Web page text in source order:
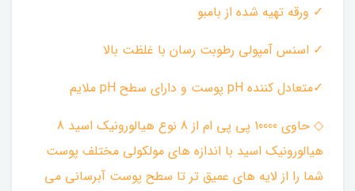
✓ ورقه تهیه شده از بامبو
✓ اسنس آمپولی رطوبت رسان با غلظت بالا
✓متعادل کننده pH پوست و دارای سطح pH ملایم
◇ حاوی 10000 پی پی ام از 8 نوع هیالورونیک اسید 8
هیالورونیک اسید با اندازه های مولکولی مختلف پوست
شما را از لایه های عمیق تر تا سطح پوست آبرسانی می